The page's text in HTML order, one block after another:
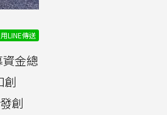
用LINE傳送
金總
創
創